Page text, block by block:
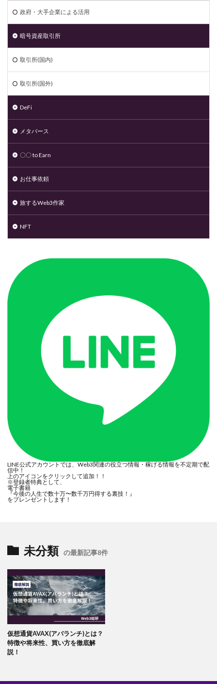
政府・大手企業による活用
暗号資産取引所
取引所(国内)
取引所(国外)
DeFi
メタバース
〇〇 to Earn
お仕事依頼
旅するWeb3作家
NFT
LINE公式アカウントでは、Web3関連の役立つ情報・稼げる情報を不定期で配
信中！
上のアイコンをクリックして追加！！
※登録者特典として、
電子書籍
『今後の人生で数十万〜数千万円得する裏技！』
をプレンゼントします！
未分類 の最新記事8件
仮想通貨AVAX(アバランチ)とは？
特徴や将来性、買い方を徹底解
説！